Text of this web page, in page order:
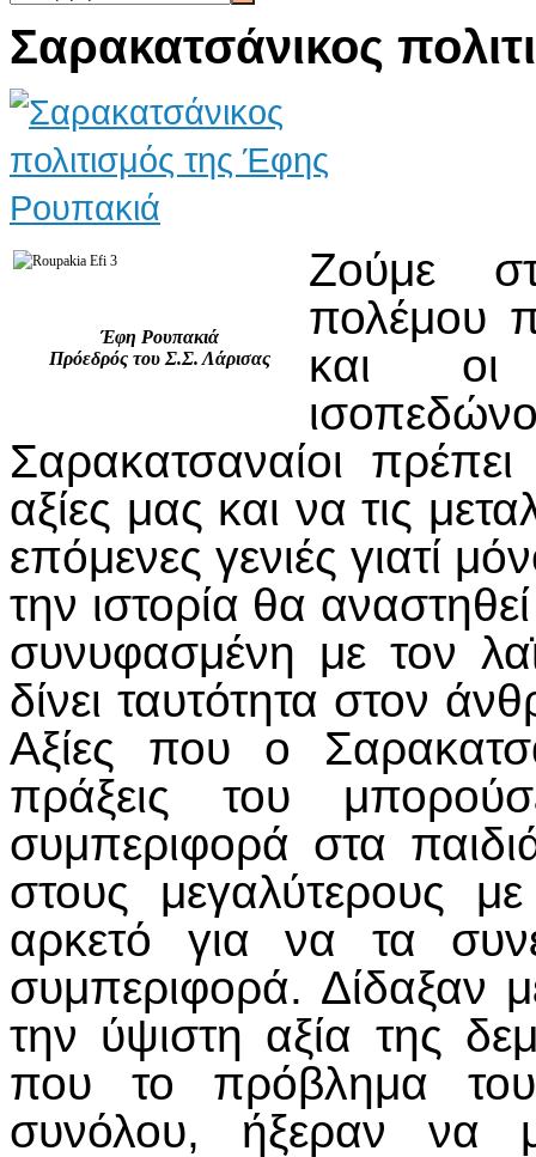
Σαρακατσάνικος
Έφη Ρουπακιά
Πρόεδρός του Σ.Σ. Λάρισας
Ζούμε
πολέμου
και οι
Σαρακατσαναίοι
αξίες μας και να τις
επόμενες γενιές γιατί
την ιστορία θα
συνυφασμένη με τον
δίνει ταυτότητα στον
Αξίες που ο
πράξεις του
συμπεριφορά στα
στους μεγαλύτερους
αρκετό για να τα
συμπεριφορά. Δίδαξαν
την ύψιστη αξία της
που το πρόβλημα
συνόλου, ήξεραν να